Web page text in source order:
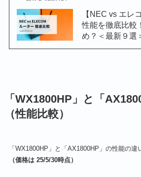
【NEC vs エレ
性能を徹底比較
め？＜最新９選
「WX1800HP」と「
（性能比較）
「WX1800HP」と「AX1800HP」の性能の違
（価格は 25/5/30時点）